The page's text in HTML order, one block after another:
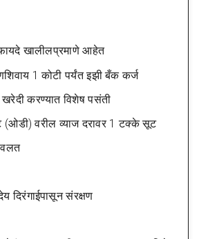
फायदे खालीलप्रमाणे आहेत
1 कोटी पर्यंत इझी बँक कर्ज
खरेदी करण्यात विशेष पसंती
(ओडी) वरील व्याज दरावर 1 टक्के सूट
दिरंगाईपासून संरक्षण